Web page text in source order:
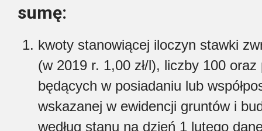
sumę:
kwoty stanowiącej iloczyn stawki
(w 2019 r. 1,00 zł/l), liczby 100
będących w posiadaniu lub
wskazanej w ewidencji gruntów i
według stanu na dzień 1 lutego